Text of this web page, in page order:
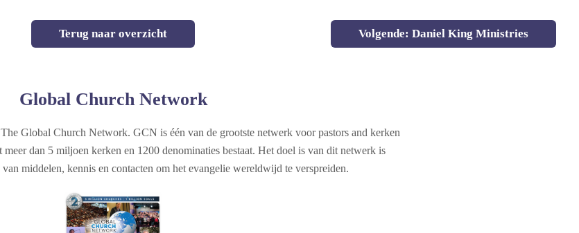
Terug naar overzicht Volgende: Daniel King Ministries
Global Church Network
Global Church Network. GCN is één van de grootste netwerk voor pastors and kerken
dan 5 miljoen kerken en 1200 denominaties bestaat. Het doel is van dit netwerk is
middelen, kennis en contacten om het evangelie wereldwijd te verspreiden.